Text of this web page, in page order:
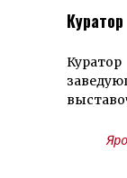
Куратор